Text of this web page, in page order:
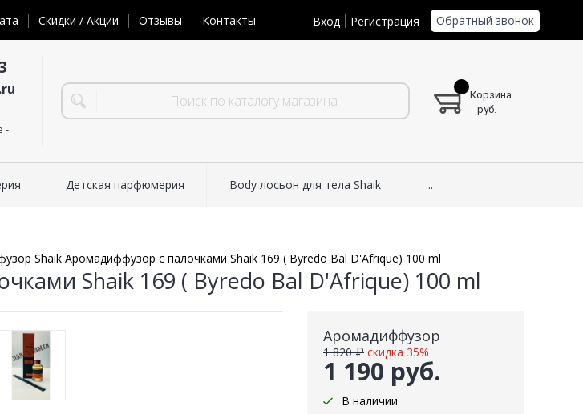
Скидки / Акции Отзывы Контакты Вход Регистрация Обратный звонок
-
Корзина
руб.
Детская парфюмерия Body лосьон для тела Shaik ...
Shaik Аромадиффузор с палочками Shaik 169 ( Byredo Bal D'Afrique) 100 ml
Shaik 169 ( Byredo Bal D'Afrique) 100 ml
Аромадиффузор
1 190 руб.
1 820 ₽ скидка 35%
В наличии